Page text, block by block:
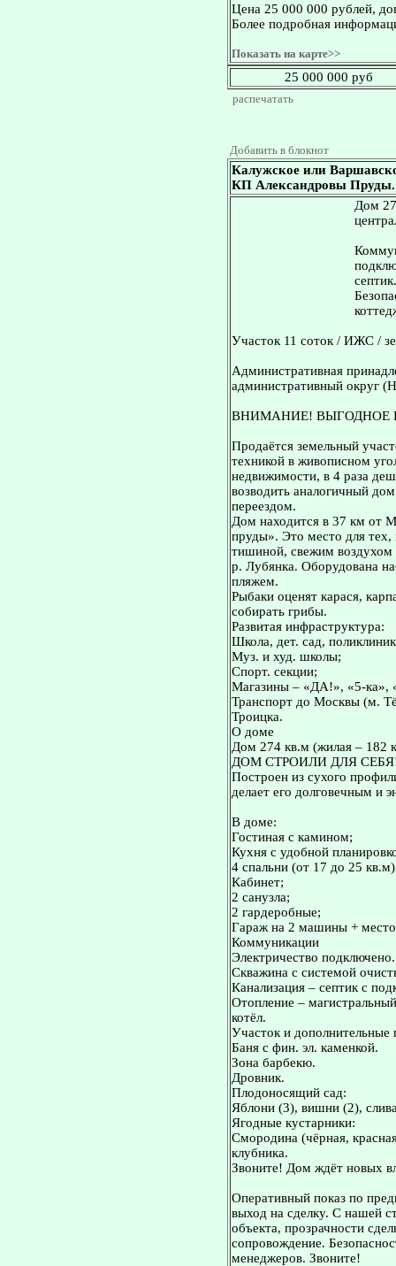
Цена 25 000 000 рублей,
Более подробная
Показать на карте>>
25 000 000 руб
распечатать
Добавить в блокнот
Калужское или
КП Александровы Пруды.
Дом
Участок 11 соток / ИЖС /
Административная
административный округ
ВНИМАНИЕ! ВЫГОДНОЕ
Продаётся земельный
техникой в живописном
недвижимости, в 4 раза
возводить аналогичный
переездом.
Дом находится в 37 км от
пруды». Это место для тех,
тишиной, свежим
р. Лубянка. Оборудована
пляжем.
Рыбаки оценят карася,
собирать грибы.
Развитая инфраструктура:
Школа, дет. сад,
Муз. и худ. школы;
Спорт. секции;
Магазины – «ДА!», «5-ка»,
Транспорт до Москвы (м.
Троицка.
О доме
Дом 274 кв.м (жилая – 182
ДОМ СТРОИЛИ ДЛЯ
Построен из сухого
делает его долговечным и
В доме:
Гостиная с камином;
Кухня с удобной
4 спальни (от 17 до 25
Кабинет;
2 санузла;
2 гардеробные;
Гараж на 2 машины + место
Коммуникации
Электричество подключено.
Скважина с системой
Канализация – септик с
Отопление –
котёл.
Участок и дополнительные
Баня с фин. эл. каменкой.
Зона барбекю.
Дровник.
Плодоносящий сад:
Яблони (3), вишни (2),
Ягодные кустарники:
Смородина (чёрная,
клубника.
Звоните! Дом ждёт новых
Оперативный показ по
выход на сделку. С нашей
объекта, прозрачности
сопровождение.
менеджеров. Звоните!